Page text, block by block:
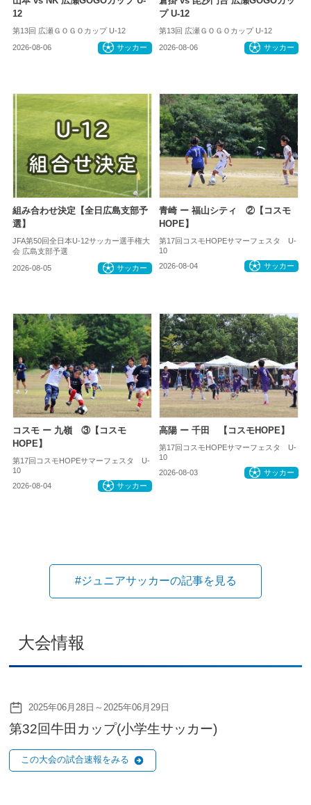
12
第13回 広瀬ＧＯＧＯカップ U-12
2026-08-06 サッカー
プ U-12
第13回 広瀬ＧＯＧＯカップ U-12
2026-08-06 サッカー
組み合わせ決定【全日広島支部予
選】
JFA第50回全日本U-12サッカー選手権大
会 広島支部予選
2026-08-05 サッカー
青崎 ー 福山シティ ②【コスモ
HOPE】
第17回コスモHOPEサマーフェスタ U-
10
2026-08-04
サッカー
コスモ ー 九嶺 ③【コスモ
HOPE】
第17回コスモHOPEサマーフェスタ U-
10
2026-08-04
サッカー
高陽 ー 千田 【コスモHOPE】
第17回コスモHOPEサマーフェスタ U-
10
2026-08-03
サッカー
#ジュニアサッカーの記事を見る
大会情報
2025年06月28日～2025年06月29日
第32回牛田カップ(小学生サッカー)
この大会の試合速報をみる